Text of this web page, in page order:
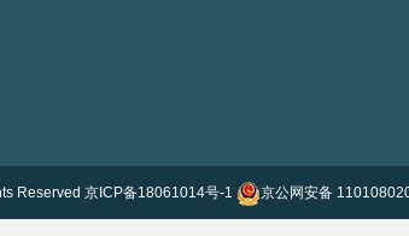
Reserved 京ICP备18061014号-1 京公网安备